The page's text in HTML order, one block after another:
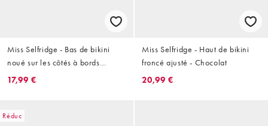
Miss Selfridge - Bas de bikini
noué sur les côtés à bords
volantés et fronces à l'arrière -
17,99 €
Miss Selfridge - Haut de bikini
froncé ajusté - Chocolat
20,99 €
Réduc